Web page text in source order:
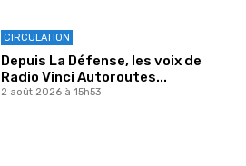
CIRCULATION
Depuis La Défense, les voix de
Radio Vinci Autoroutes...
2 août 2026 à 15h53